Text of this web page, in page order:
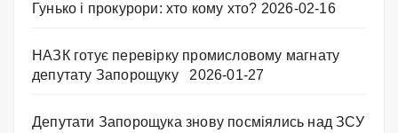
Гунько і прокурори: хто кому хто? 2026-02-16
НАЗК готує перевірку промисловому магнату
депутату Запорощуку
2026-01-27
Депутати Запорощука знову посміялись над ЗСУ